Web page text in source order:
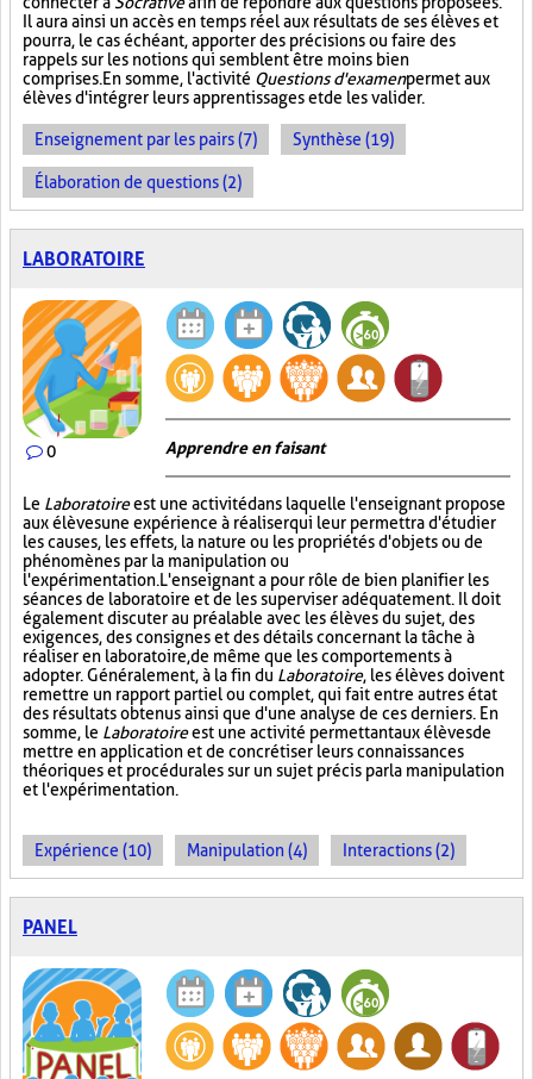
Il aura ainsi un accès en temps réel aux résultats de ses élèves et
pourra, le cas échéant, apporter des précisions ou faire des
rappels sur les notions qui semblent être moins bien
comprises. En somme, l'activité Questions d'examenpermet aux
élèves d'intégrer leurs apprentissages et de les valider.
Enseignement par les pairs (7) Synthèse (19)
Élaboration de questions (2)
LABORATOIRE
0 Apprendre en faisant
Le Laboratoireest une activité dans laquelle l'enseignant propose
aux élèves une expérience à réaliser qui leur permettra d'étudier
les causes, les effets, la nature ou les propriétés d'objets ou de
phénomènes par la manipulation ou
l'expérimentation. L'enseignant a pour rôle de bien planifier les
séances de laboratoire et de les superviser adéquatement. Il doit
également discuter au préalable avec les élèves du sujet, des
exigences, des consignes et des détails concernant la tâche à
réaliser en laboratoire, de même que les comportements à
adopter. Généralement, à la fin du Laboratoire, les élèves doivent
remettre un rapport partiel ou complet, qui fait entre autres état
des résultats obtenus ainsi que d'une analyse de ces derniers. En
somme, le Laboratoireest une activité permettant aux élèves de
mettre en application et de concrétiser leurs connaissances
théoriques et procédurales sur un sujet précis par la manipulation
et l'expérimentation.
Expérience (10) Manipulation (4) Interactions (2)
PANEL